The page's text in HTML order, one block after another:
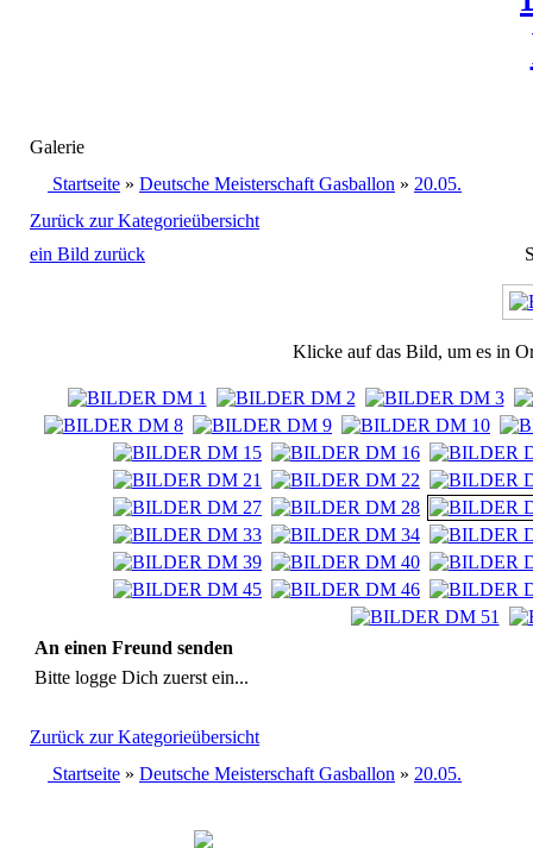
Galerie
Startseite » Deutsche Meisterschaft Gasballon » 20.05.
Zurück zur Kategorieübersicht
ein Bild zurück
Klicke auf das Bild, um es in
An einen Freund senden
Bitte logge Dich zuerst ein...
Zurück zur Kategorieübersicht
Startseite » Deutsche Meisterschaft Gasballon » 20.05.